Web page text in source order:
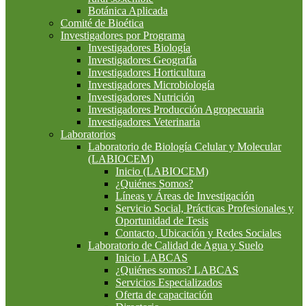
Botánica Aplicada
Comité de Bioética
Investigadores por Programa
Investigadores Biología
Investigadores Geografía
Investigadores Horticultura
Investigadores Microbiología
Investigadores Nutrición
Investigadores Producción Agropecuaria
Investigadores Veterinaria
Laboratorios
Laboratorio de Biología Celular y Molecular
(LABIOCEM)
Inicio (LABIOCEM)
¿Quiénes Somos?
Líneas y Áreas de Investigación
Servicio Social, Prácticas Profesionales y
Oportunidad de Tesis
Contacto, Ubicación y Redes Sociales
Laboratorio de Calidad de Agua y Suelo
Inicio LABCAS
¿Quiénes somos? LABCAS
Servicios Especializados
Oferta de capacitación